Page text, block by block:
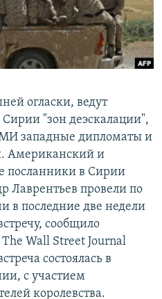
огласки, ведут
"зон деэскалации",
западные дипломаты и
Американский и
посланники в Сирии
Лаврентьев провели по
в последние две недели
сообщило
The Wall Street Journal
состоялась в
с участием
королевства.